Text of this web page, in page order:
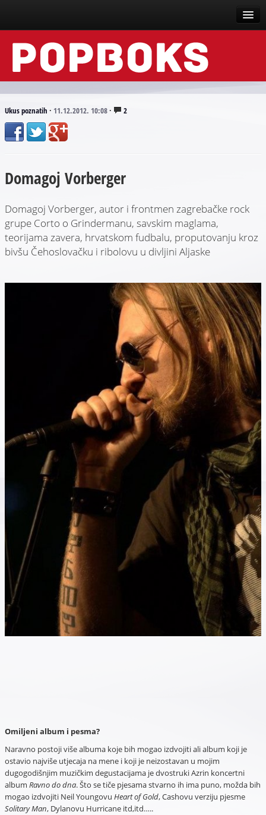
Vesti
Događaji
Tekstovi
Scena
Ukus poznatih · 11.12.2012. 10:08· 2
Domagoj Vorberger
Domagoj Vorberger, autor i frontmen zagrebačke rock
grupe Corto o Grindermanu, savskim maglama,
teorijama zavera, hrvatskom fudbalu, proputovanju kroz
bivšu Čehoslovačku i ribolovu u divljini Aljaske
Omiljeni album i pesma?
Naravno postoji više albuma koje bih mogao izdvojiti ali album koji je
ostavio najviše utjecaja na mene i koji je neizostavan u mojim
dugogodišnjim muzičkim degustacijama je dvostruki Azrin koncertni
album Ravno do dna. Što se tiče pjesama stvarno ih ima puno, možda bih
mogao izdvojiti Neil Youngovu Heart of Gold, Cashovu verziju pjesme
Solitary Man, Dylanovu Hurricane itd,itd…..